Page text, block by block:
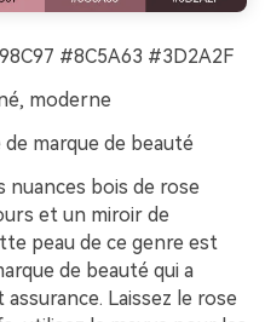
#8C5A63 #3D2A2F
moderne
marque de beauté
nuances bois de rose
et un miroir de
peau de ce genre est
de beauté qui a
Laissez le rose